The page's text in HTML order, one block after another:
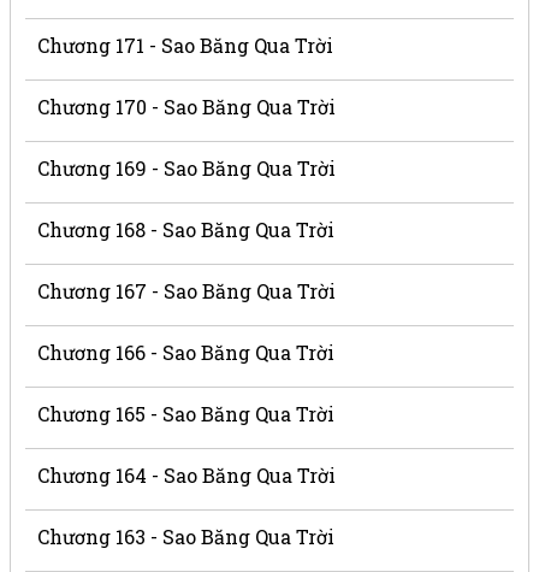
Chương 171 - Sao Băng Qua Trời
Chương 170 - Sao Băng Qua Trời
Chương 169 - Sao Băng Qua Trời
Chương 168 - Sao Băng Qua Trời
Chương 167 - Sao Băng Qua Trời
Chương 166 - Sao Băng Qua Trời
Chương 165 - Sao Băng Qua Trời
Chương 164 - Sao Băng Qua Trời
Chương 163 - Sao Băng Qua Trời